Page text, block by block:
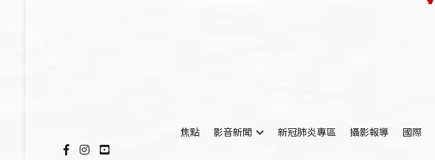
焦點
影音新聞 新冠肺炎專區 攝影報導 國際